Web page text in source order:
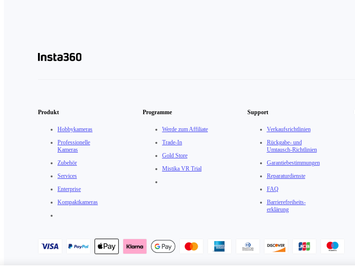
Produkt
Hobbykameras
Professionelle
Kameras
Zubehör
Services
Enterprise
Kompaktkameras
Programme
Werde zum Affiliate
Trade-In
Gold Store
Mistika VR Trial
Support
Verkaufsrichtlinien
Rückgabe- und
Umtausch-Richtlinien
Garantiebestimmungen
Reparaturdienste
FAQ
Barrierefreiheits­
erklärung